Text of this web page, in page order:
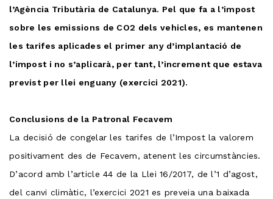
l’Agència Tributària de Catalunya. Pel que fa a l’impost
sobre les emissions de CO2 dels vehicles, es mantenen
les tarifes aplicades el primer any d’implantació de
l’impost i no s’aplicarà, per tant, l’increment que estava
previst per llei enguany (exercici 2021).
Conclusions de la Patronal Fecavem
La decisió de congelar les tarifes de l’Impost la valorem
positivament des de Fecavem, atenent les circumstàncies.
D’acord amb l’article 44 de la Llei 16/2017, de l’1 d’agost,
del canvi climàtic, l’exercici 2021 es preveia una baixada